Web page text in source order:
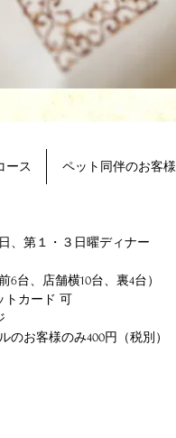
ース ペット同伴のお客様
、第１・３日曜​ディナー
6台、店舗横10台、裏4台）
トカード 可
のお客様のみ400円（税別）